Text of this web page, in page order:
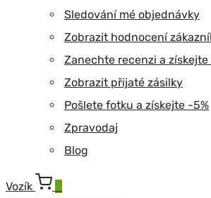
Sledování mé objednávky
Zobrazit hodnocení
Zanechte recenzi a získejte
Zobrazit přijaté zásilky
Pošlete fotku a získejte -5%
Zpravodaj
Blog
Vozík